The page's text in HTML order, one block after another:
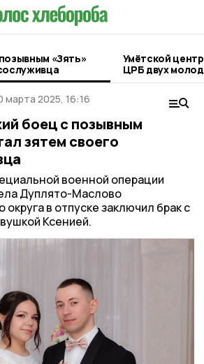
«Зять»
Умётской
ЦРБ двух
марта 2025, 16:16
боец с позывным
зятем своего
военной операции
Дуплято-Маслово
округа в отпуске заключил брак с
Ксенией.